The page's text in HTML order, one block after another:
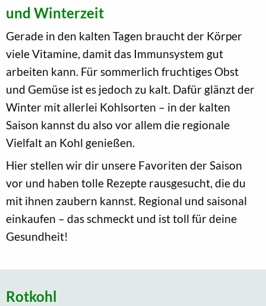
und Winterzeit
Gerade in den kalten Tagen braucht der Körper
viele Vitamine, damit das Immunsystem gut
arbeiten kann. Für sommerlich fruchtiges Obst
und Gemüse ist es jedoch zu kalt. Dafür glänzt der
Winter mit allerlei Kohlsorten – in der kalten
Saison kannst du also vor allem die regionale
Vielfalt an Kohl genießen.
Hier stellen wir dir unsere Favoriten der Saison
vor und haben tolle Rezepte rausgesucht, die du
mit ihnen zaubern kannst. Regional und saisonal
einkaufen – das schmeckt und ist toll für deine
Gesundheit!
Rotkohl